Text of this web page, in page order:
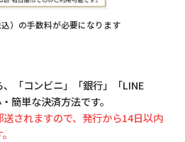
）の手数料が必要になります
「コンビニ」「銀行」「LINE
簡単な決済方法です。
されますので、発行から14日以内